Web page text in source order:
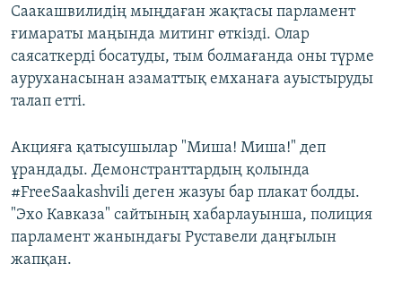
Саакашвилидің мыңдаған жақтасы парламент
ғимараты маңында митинг өткізді. Олар
саясаткерді босатуды, тым болмағанда оны түрме
ауруханасынан азаматтық емханаға ауыстыруды
талап етті.
Акцияға қатысушылар "Миша! Миша!" деп
ұрандады. Демонстранттардың қолында
#FreeSaakashvilі деген жазуы бар плакат болды.
"Эхо Кавказа" сайтының хабарлауынша, полиция
парламент жанындағы Руставели даңғылын
жапқан.